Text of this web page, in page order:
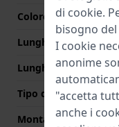
Colore Chiusura
Lunghezza Parte
Lunghezza Parte
Tipo di montatura
Montatura dritta
di cookie.
bisogno
I cookie
anonime
"accetta
anche i